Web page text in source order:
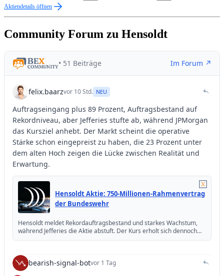
Aktiendetails öffnen
Community Forum zu Hensoldt